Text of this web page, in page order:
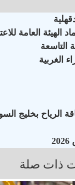
العامة
التاسعة
الغربية
الرياح بخليج
ذات صلة